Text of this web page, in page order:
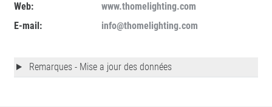
Web:
www.thomelighting.com
E-mail:
info@thomelighting.com
Remarques - Mise a jour des données